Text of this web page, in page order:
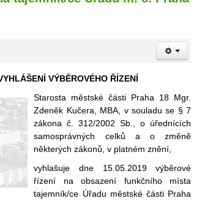
VÝBĚROVÉHO ŘÍZENÍ
Starosta městské části Praha 18 Mgr.
Zdeněk Kučera, MBA, v souladu se § 7
zákona č. 312/2002 Sb., o úřednících
samosprávných celků a o změně
některých zákonů, v platném znění,
vyhlašuje dne 15.05.2019 výběrové
řízení na obsazení funkčního místa
tajemník/ce Úřadu městské části Praha